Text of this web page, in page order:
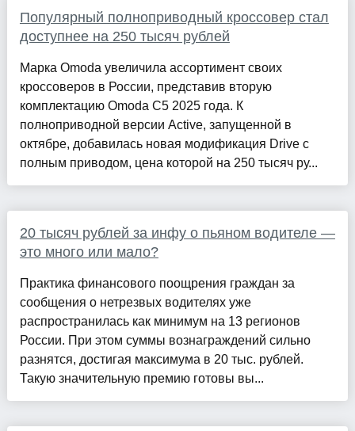
Популярный полноприводный кроссовер стал
доступнее на 250 тысяч рублей
Марка Omoda увеличила ассортимент своих
кроссоверов в России, представив вторую
комплектацию Omoda C5 2025 года. К
полноприводной версии Active, запущенной в
октябре, добавилась новая модификация Drive с
полным приводом, цена которой на 250 тысяч ру...
20 тысяч рублей за инфу о пьяном водителе —
это много или мало?
Практика финансового поощрения граждан за
сообщения о нетрезвых водителях уже
распространилась как минимум на 13 регионов
России. При этом суммы вознаграждений сильно
разнятся, достигая максимума в 20 тыс. рублей.
Такую значительную премию готовы вы...